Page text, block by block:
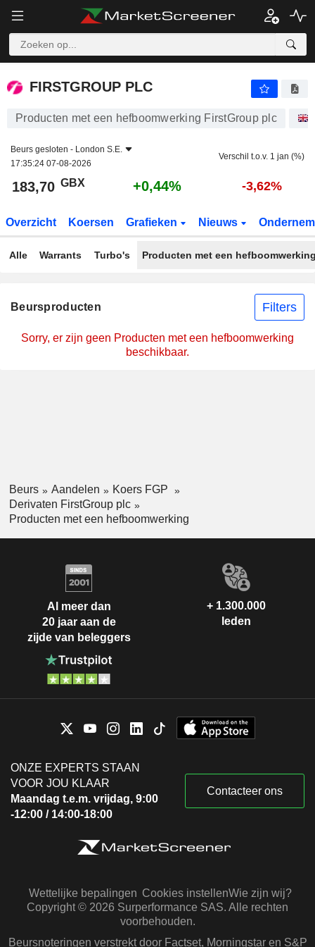
FIRSTGROUP PLC
FIRSTGROUP PLC
Producten met een hefboomwerking FirstGroup plc
Beurs gesloten - London S.E.
17:35:24 07-08-2026
Verschil t.o.v. 1 jan (%)
183,70 GBX +0,44% -3,62%
Overzicht Koersen Grafieken Nieuws
Alle Warrants Turbo's Producten met een
Beursproducten Filters
Sorry, er zijn geen Producten met een hefboomwerking
beschikbaar.
Beurs Aandelen
Koers FGP
Derivaten FirstGroup plc
Producten met een hefboomwerking
Al meer dan
20 jaar aan de
zijde van beleggers
+ 1.300.000
leden
ONZE EXPERTS STAAN
VOOR JOU KLAAR
Maandag t.e.m. vrijdag, 9:00
-12:00 / 14:00-18:00
Contacteer ons
Wettelijke bepalingen Cookies instellenWie zijn wij?
Copyright © 2026 Surperformance SAS. Alle rechten
voorbehouden.
Beursnoteringen verstrekt door Factset, Morningstar en S&P